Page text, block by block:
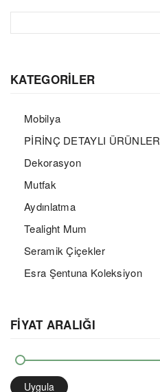
KATEGORİLER
Mobilya
PİRİNÇ DETAYLI ÜRÜNLER
Dekorasyon
Mutfak
Aydınlatma
Tealight Mum
Seramik Çiçekler
Esra Şentuna Koleksiyon
FİYAT ARALIĞI
Uygula